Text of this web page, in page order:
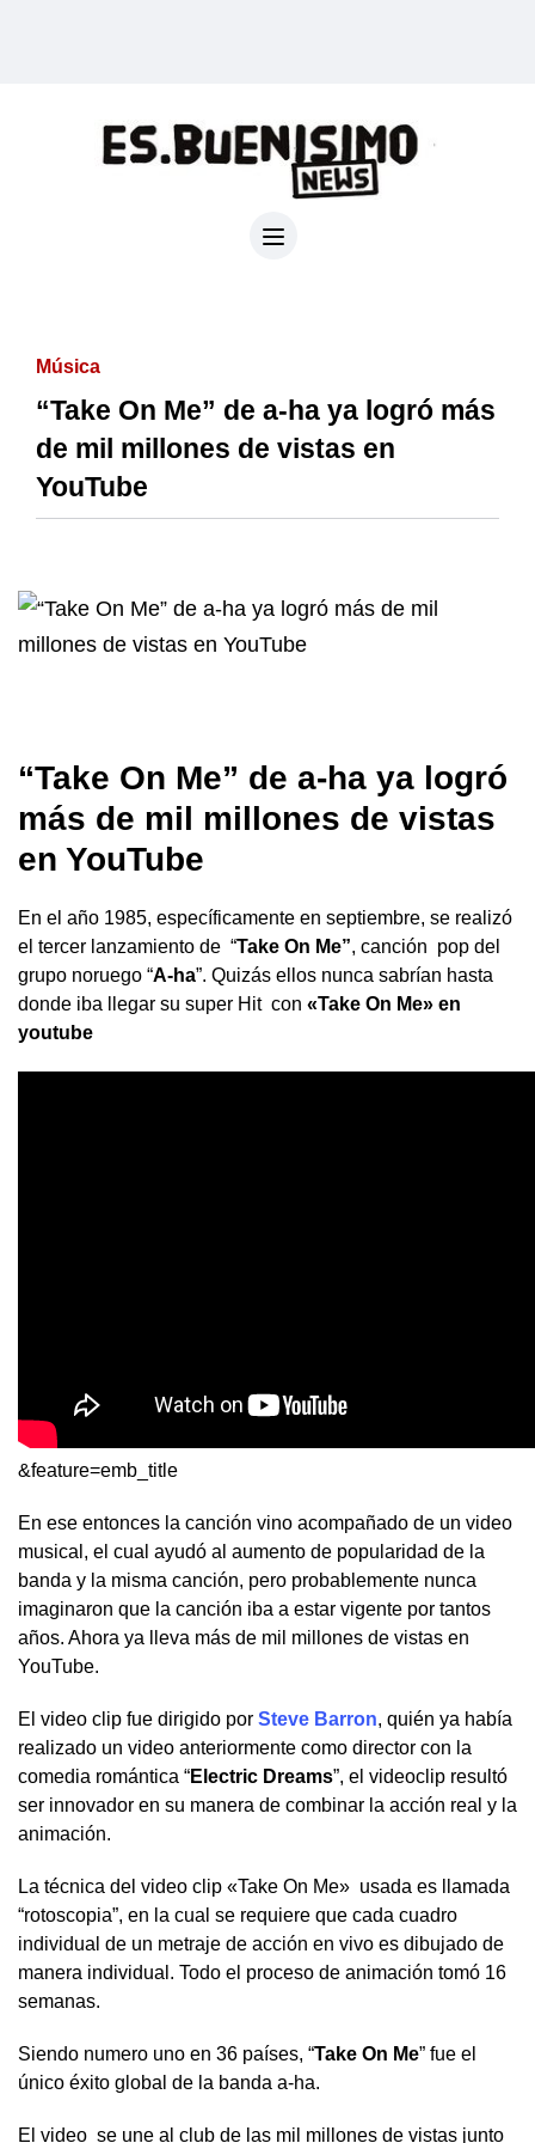
Música
“Take On Me” de a-ha ya logró más
de mil millones de vistas en
YouTube
“Take On Me” de a-ha ya logró
más de mil millones de vistas
en YouTube
En el año 1985, específicamente en septiembre, se realizó
el tercer lanzamiento de “Take On Me”, canción pop del
grupo noruego “A-ha”. Quizás ellos nunca sabrían hasta
donde iba llegar su super Hit con «Take On Me» en
youtube
&feature=emb_title
En ese entonces la canción vino acompañado de un video
musical, el cual ayudó al aumento de popularidad de la
banda y la misma canción, pero probablemente nunca
imaginaron que la canción iba a estar vigente por tantos
años. Ahora ya lleva más de mil millones de vistas en
YouTube.
El video clip fue dirigido por Steve Barron, quién ya había
realizado un video anteriormente como director con la
comedia romántica “Electric Dreams”, el videoclip resultó
ser innovador en su manera de combinar la acción real y la
animación.
La técnica del video clip «Take On Me» usada es llamada
“rotoscopia”, en la cual se requiere que cada cuadro
individual de un metraje de acción en vivo es dibujado de
manera individual. Todo el proceso de animación tomó 16
semanas.
Siendo numero uno en 36 países, “Take On Me” fue el
único éxito global de la banda a-ha.
El video se une al club de las mil millones de vistas junto